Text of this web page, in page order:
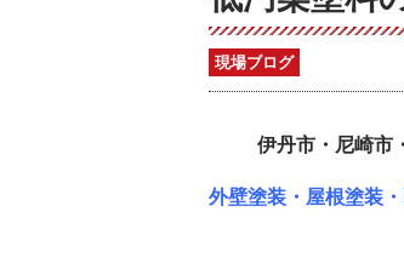
現場ブログ
伊丹市・尼崎市
外壁塗装・屋根塗装